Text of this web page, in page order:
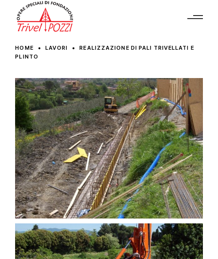
HOME LAVORI
REALIZZAZIONE DI PALI TRIVELLATI E
PLINTO